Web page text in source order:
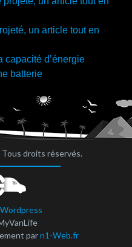
un article tout en
capacité d’énergie
batterie
droits réservés.
Wordpress
parn1-Web.fr